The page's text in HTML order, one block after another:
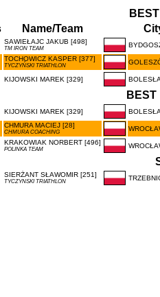
Name/Team
SAWIEŁAJC JAKUB [498]
TM IRON TEAM
TOCHOWICZ KASPER [377]
TYCZYŃSKI TRIATHLON
KIJOWSKI MAREK [329]
BEST
KIJOWSKI MAREK [329]
CHMURA MACIEJ [28]
CHMURA COACHING
KRAKOWIAK NORBERT [496]
POLINKA TEAM
SIERŻANT SŁAWOMIR [251]
TYCZYNSKI TRIATHLON